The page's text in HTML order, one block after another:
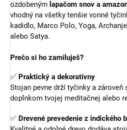
ozdobeným lapačom snov a
vhodný na všetky tenšie vonné
kadidlo, Marco Polo, Yoga,
alebo Satya.
Prečo si ho zamiluješ?
✅ Praktický a dekoratívny
Stojan pevne drží tyčinky a zároveň
doplnkom tvojej meditačnej alebo
✅ Drevené prevedenie z indického